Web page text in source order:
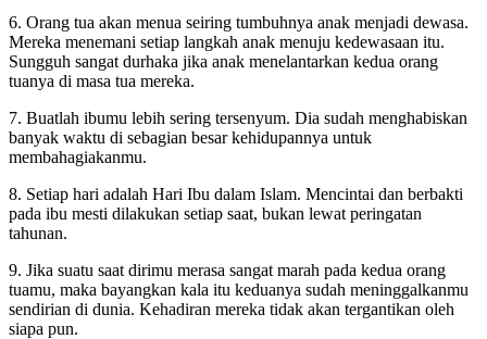
6. Orang tua akan menua seiring tumbuhnya anak menjadi dewasa.
Mereka menemani setiap langkah anak menuju kedewasaan itu.
Sungguh sangat durhaka jika anak menelantarkan kedua orang
tuanya di masa tua mereka.
7. Buatlah ibumu lebih sering tersenyum. Dia sudah menghabiskan
banyak waktu di sebagian besar kehidupannya untuk
membahagiakanmu.
8. Setiap hari adalah Hari Ibu dalam Islam. Mencintai dan berbakti
pada ibu mesti dilakukan setiap saat, bukan lewat peringatan
tahunan.
9. Jika suatu saat dirimu merasa sangat marah pada kedua orang
tuamu, maka bayangkan kala itu keduanya sudah meninggalkanmu
sendirian di dunia. Kehadiran mereka tidak akan tergantikan oleh
siapa pun.